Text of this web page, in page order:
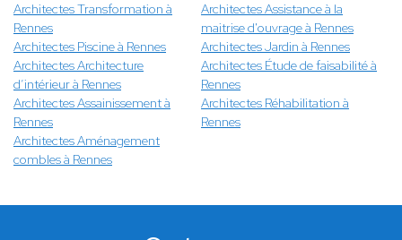
Architectes Transformation à
Rennes
Architectes Assistance à la
maitrise d'ouvrage à Rennes
Architectes Piscine à Rennes
Architectes Jardin à Rennes
Architectes Architecture
d’intérieur à Rennes
Architectes Étude de faisabilité à
Rennes
Architectes Assainissement à
Rennes
Architectes Réhabilitation à
Rennes
Architectes Aménagement
combles à Rennes